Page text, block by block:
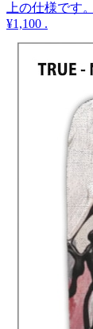
上の仕様です
¥1,100 .